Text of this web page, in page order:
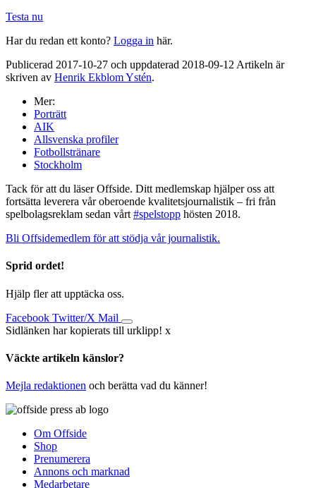
Testa nu
Har du redan ett konto? Logga in här.
Publicerad 2017-10-27 och uppdaterad 2018-09-12 Artikeln är
skriven av Henrik Ekblom Ystén.
Mer:
Porträtt
AIK
Allsvenska profiler
Fotbollstränare
Stockholm
Tack för att du läser Offside. Ditt medlemskap hjälper oss att
fortsätta leverera vår oberoende kvalitetsjournalistik – fri från
spelbolagsreklam sedan vårt #spelstopp hösten 2018.
Bli Offsidemedlem för att stödja vår journalistik.
Sprid ordet!
Hjälp fler att upptäcka oss.
Facebook Twitter/X Mail
Sidlänken har kopierats till urklipp! x
Väckte artikeln känslor?
Mejla redaktionen och berätta vad du känner!
Om Offside
Shop
Prenumerera
Annons och marknad
Medarbetare